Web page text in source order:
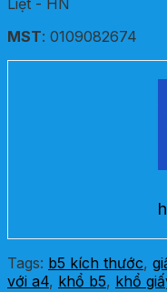
Liệt - HN
MST: 0109082674
Tags: b5 kích thước,
với a4, khổ b5, khổ